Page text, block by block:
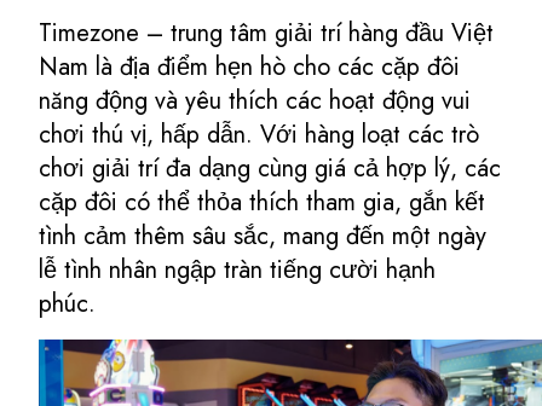
Timezone – trung tâm giải trí hàng đầu Việt
Nam là địa điểm hẹn hò cho các cặp đôi
năng động và yêu thích các hoạt động vui
chơi thú vị, hấp dẫn. Với hàng loạt các trò
chơi giải trí đa dạng cùng giá cả hợp lý, các
cặp đôi có thể thỏa thích tham gia, gắn kết
tình cảm thêm sâu sắc, mang đến một ngày
lễ tình nhân ngập tràn tiếng cười hạnh
phúc.